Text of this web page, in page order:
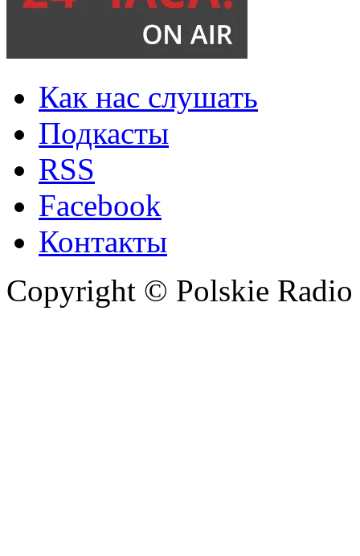
Как нас слушать
Подкасты
RSS
Facebook
Контакты
Copyright © Polskie